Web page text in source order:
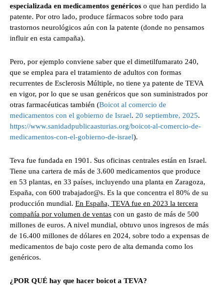
especializada en medicamentos genéricos o que han perdido la
patente. Por otro lado, produce fármacos sobre todo para
trastornos neurológicos aún con la patente (donde no pensamos
influir en esta campaña).
Pero, por ejemplo conviene saber que el dimetilfumarato 240,
que se emplea para el tratamiento de adultos con formas
recurrentes de Esclerosis Múltiple, no tiene ya patente de TEVA
en vigor, por lo que se usan genéricos que son suministrados por
otras farmacéuticas también (Boicot al comercio de
medicamentos con el gobierno de Israel. 20 septiembre, 2025.
https://www.sanidadpublicaasturias.org/boicot-al-comercio-de-
medicamentos-con-el-gobierno-de-israel).
Teva fue fundada en 1901. Sus oficinas centrales están en Israel.
Tiene una cartera de más de 3.600 medicamentos que produce
en 53 plantas, en 33 países, incluyendo una planta en Zaragoza,
España, con 600 trabajador@s. Es la que concentra el 80% de su
producción mundial. En España, TEVA fue en 2023 la tercera
compañía por volumen de ventas con un gasto de más de 500
millones de euros. A nivel mundial, obtuvo unos ingresos de más
de 16.400 millones de dólares en 2024, sobre todo a expensas de
medicamentos de bajo coste pero de alta demanda como los
genéricos.
¿POR QUÉ hay que hacer boicot a TEVA?